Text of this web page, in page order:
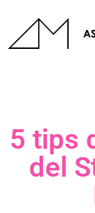
5 tips
del